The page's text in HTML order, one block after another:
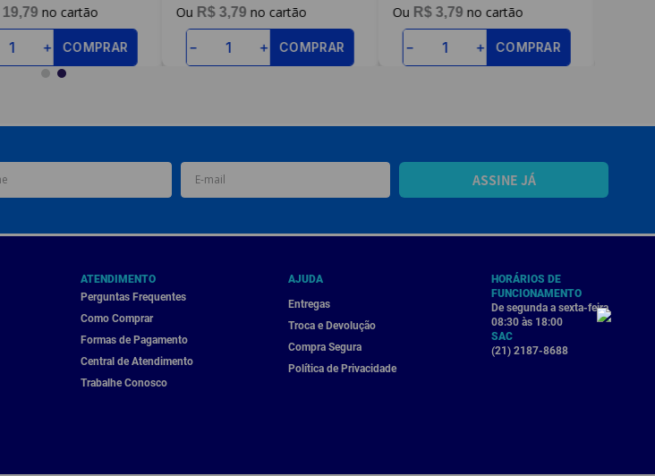
19,79
＋ COMPRAR
R$ 3,79
＋
－ COMPRAR
R$ 3,79
＋
－ COMPRAR
ASSINE JÁ
ATENDIMENTO
Perguntas Frequentes
Como Comprar
Formas de Pagamento
Central de Atendimento
Trabalhe Conosco
AJUDA
Entregas
Troca e Devolução
Compra Segura
Política de Privacidade
HORÁRIOS DE
FUNCIONAMENTO
De segunda a sexta-feira
08:30 às 18:00
SAC
(21) 2187-8688